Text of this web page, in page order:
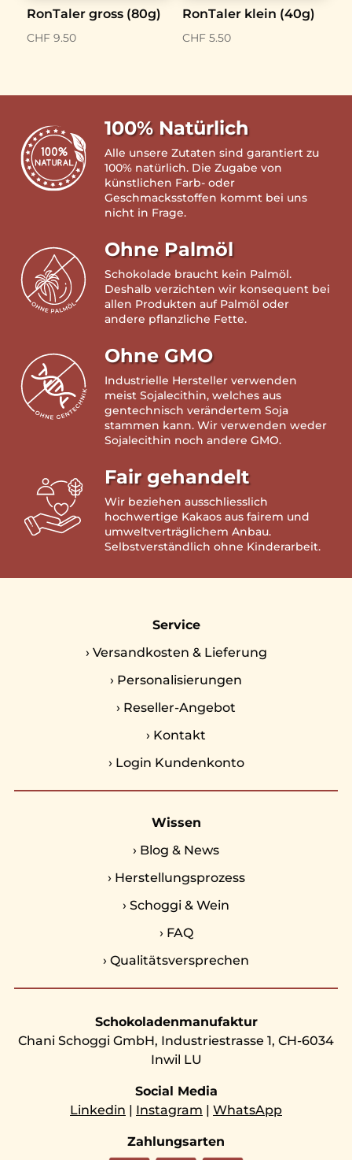
RonTaler gross (80g)
CHF9.50
RonTaler klein (40g)
CHF5.50
100% Natürlich
Alle unsere Zutaten sind garantiert zu
100% natürlich. Die Zugabe von
künstlichen Farb- oder
Geschmacksstoffen kommt bei uns
nicht in Frage.
Ohne Palmöl
Schokolade braucht kein Palmöl.
Deshalb verzichten wir konsequent bei
allen Produkten auf Palmöl oder
andere pflanzliche Fette.
Ohne GMO
Industrielle Hersteller verwenden
meist Sojalecithin, welches aus
gentechnisch verändertem Soja
stammen kann. Wir verwenden weder
Sojalecithin noch andere GMO.
Fair gehandelt
Wir beziehen ausschliesslich
hochwertige Kakaos aus fairem und
umweltverträglichem Anbau.
Selbstverständlich ohne Kinderarbeit.
Service
› Versandkosten & Lieferung
› Personalisierungen
› Reseller-Angebot
› Kontakt
› Login Kundenkonto
Wissen
› Blog & News
› Herstellungsprozess
› Schoggi & Wein
› FAQ
› Qualitätsversprechen
Schokoladenmanufaktur
Chani Schoggi GmbH, Industriestrasse 1, CH-6034
Inwil LU
Social Media
Linkedin | Instagram | WhatsApp
Zahlungsarten